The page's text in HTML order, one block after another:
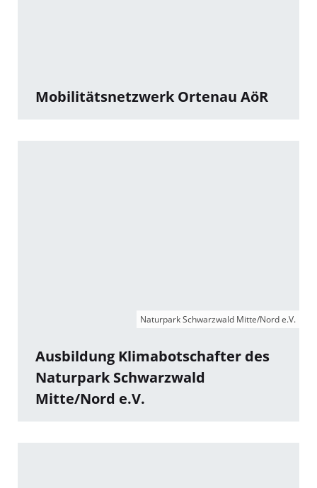
Mobilitätsnetzwerk Ortenau AöR
Naturpark Schwarzwald Mitte/Nord e.V.
Ausbildung Klimabotschafter des
Naturpark Schwarzwald
Mitte/Nord e.V.